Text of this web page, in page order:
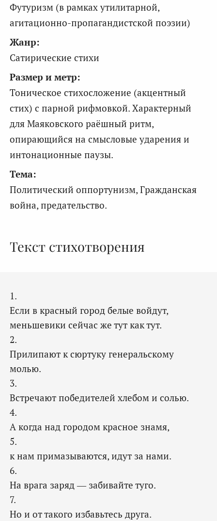
Футуризм (в рамках утилитарной,
агитационно-пропагандистской поэзии)
Жанр:
Сатирические стихи
Размер и метр:
Тоническое стихосложение (акцентный
стих) с парной рифмовкой. Характерный
для Маяковского раёшный ритм,
опирающийся на смысловые ударения и
интонационные паузы.
Тема:
Политический оппортунизм, Гражданская
война, предательство.
Текст стихотворения
1.
Если в красный город белые войдут,
меньшевики сейчас же тут как тут.
2.
Прилипают к сюртуку генеральскому
молью.
3.
Встречают победителей хлебом и солью.
4.
А когда над городом красное знамя,
5.
к нам примазываются, идут за нами.
6.
На врага заряд — забивайте туго.
7.
Но и от такого избавьтесь друга.